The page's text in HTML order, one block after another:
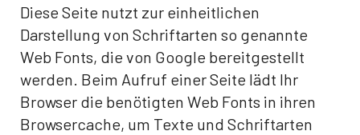
Diese Seite nutzt zur einheitlichen
Darstellung von Schriftarten so genannte
Web Fonts, die von Google bereitgestellt
werden. Beim Aufruf einer Seite lädt Ihr
Browser die benötigten Web Fonts in ihren
Browsercache, um Texte und Schriftarten